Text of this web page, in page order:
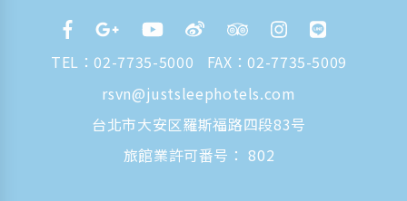
TEL： 02-7735-5000
FAX：02-7735-5009
rsvn@justsleephotels.com
台北市大安区羅斯福路四段83号
旅館業許可番号： 802